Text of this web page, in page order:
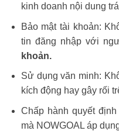
kinh doanh nội dung
Bảo mật tài khoản:
tin đăng nhập với
khoản.
Sử dụng văn minh:
kích động hay gây rối
Chấp hành quyết
mà NOWGOAL áp